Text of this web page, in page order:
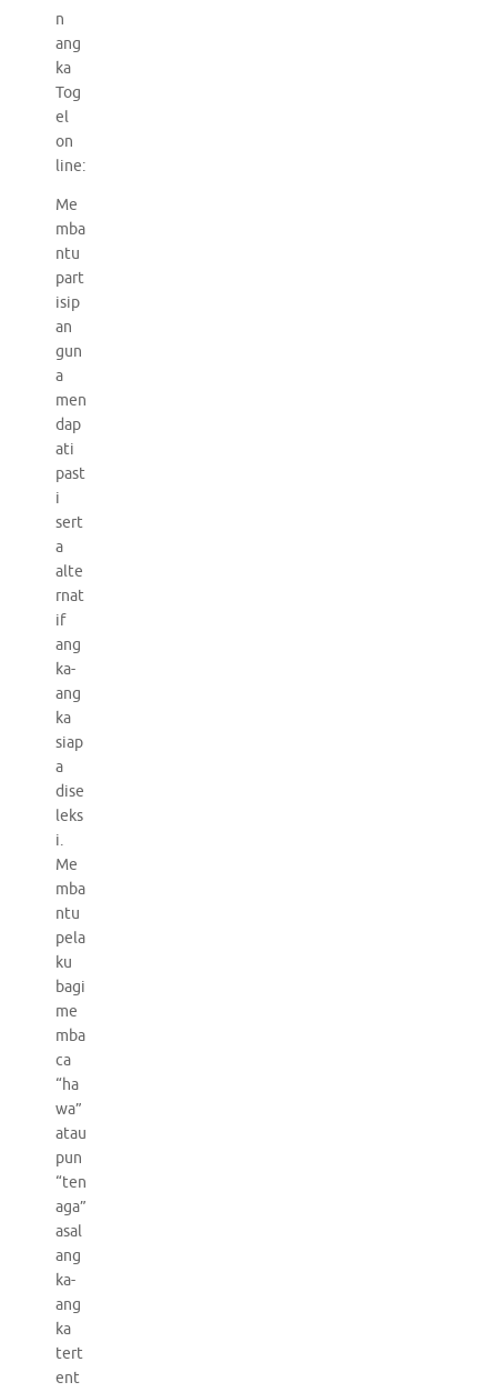
n
ang
ka
Tog
el
on
line:
Me
mba
ntu
part
isip
an
gun
a
men
dap
ati
past
i
sert
a
alte
rnat
if
ang
ka-
ang
ka
siap
a
dise
leks
i.
Me
mba
ntu
pela
ku
bagi
me
mba
ca
“ha
wa”
atau
pun
“ten
aga”
asal
ang
ka-
ang
ka
tert
ent